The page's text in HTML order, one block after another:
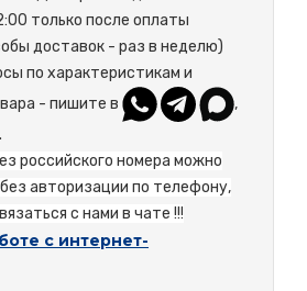
только после оплаты
доставок - раз в неделю)
по характеристикам и
- пишите в
,
российского номера можно
авторизации по телефону,
с нами в чате !!!
с интернет-